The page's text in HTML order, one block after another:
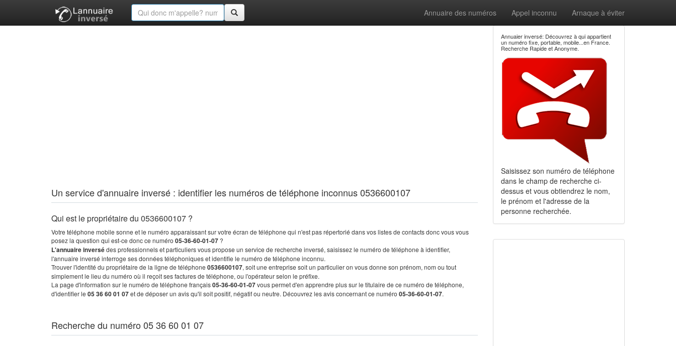
Annuaire des numéros Appel inconnu Arnaque à éviter
Un service d'annuaire inversé : identifier les numéros de téléphone inconnus 0536600107
Qui est le propriétaire du 0536600107 ?
Votre téléphone mobile sonne et le numéro apparaissant sur votre écran de téléphone qui n'est pas répertorié dans vos listes de contacts donc vous vous
posez la question qui est-ce donc ce numéro 05-36-60-01-07 ?
L'annuaire inversédes professionnels et particuliers vous propose un service de recherche inversé, saisissez le numéro de téléphone à identifier,
l'annuaire inversé interroge ses données téléphoniques et identifie le numéro de téléphone inconnu.
Trouver l'identité du propriétaire de la ligne de téléphone 0536600107, soit une entreprise soit un particulier on vous donne son prénom, nom ou tout
simplement le lieu du numéro où il reçoit ses factures de téléphone, ou l'opérateur selon le préfixe.
La page d'information sur le numéro de téléphone français05-36-60-01-07vous permet d'en apprendre plus sur le titulaire de ce numéro de téléphone,
d'identifier le 05 36 60 01 07et de déposer un avis qu'il soit positif, négatif ou neutre. Découvrez les avis concernant ce numéro 05-36-60-01-07.
Recherche du numéro 05 36 60 01 07
Annuaier inversé: Découvrez à qui appartient
un numéro fixe, portable, mobile...en France.
Recherche Rapide et Anonyme.
Saisissez son numéro de téléphone
dans le champ de recherche ci-
dessus et vous obtiendrez le nom,
le prénom et l'adresse de la
personne recherchée.